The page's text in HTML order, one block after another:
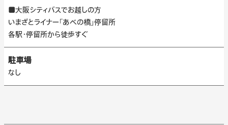
■大阪シティバスでお越しの方
いまざとライナー「あべの橋」停留所
各駅・停留所から徒歩すぐ
駐車場
なし